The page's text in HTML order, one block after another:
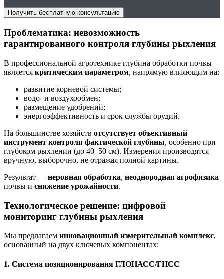
Получить бесплатную консультацию
Проблематика: невозможность
гарантированного контроля глубины рыхления
В профессиональной агротехнике глубина обработки почвы
является критическим параметром, напрямую влияющим на:
развитие корневой системы;
водо- и воздухообмен;
размещение удобрений;
энергоэффективность и срок службы орудий.
На большинстве хозяйств отсутствует объективный
инструмент контроля фактической глубины, особенно при
глубоком рыхлении (до 40–50 см). Измерения производятся
вручную, выборочно, не отражая полной картины.
Результат — неровная обработка, неоднородная агрофизика
почвы и снижение урожайности.
Технологическое решение: цифровой
мониторинг глубины рыхления
Мы предлагаем инновационный измерительный комплекс,
основанный на двух ключевых компонентах:
1. Система позиционирования ГЛОНАСС/ГНСС